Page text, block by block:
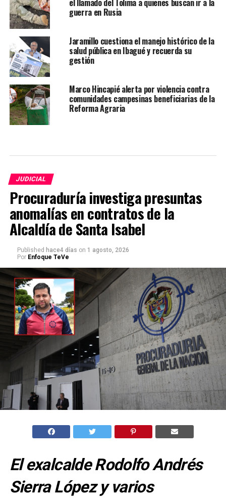
el llamado del Tolima a quienes buscan ir a la
guerra en Rusia
Jaramillo cuestiona el manejo histórico de la
salud pública en Ibagué y recuerda su
gestión
Marco Hincapié alerta por violencia contra
comunidades campesinas beneficiarias de la
Reforma Agraria
JUDICIAL
Procuraduría investiga presuntas
anomalías en contratos de la
Alcaldía de Santa Isabel
Published hace4 días on 1 agosto, 2026
Por Enfoque TeVe
El exalcalde Rodolfo Andrés
Sierra López y varios